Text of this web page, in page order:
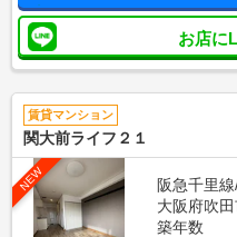
お店に
賃貸マンション
関大前ライフ２１
NEW
阪急千里
大阪府吹
築年数